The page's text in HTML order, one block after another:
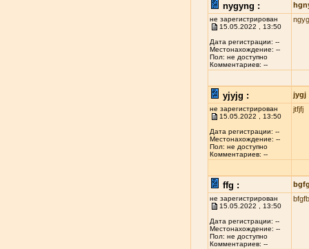
nygyng :
не зарегистрирован
15.05.2022 , 13:50
Дата регистрации: --
Местонахождение: --
Пол: не доступно
Комментариев: --
yjyjg : jygj
не зарегистрирован
15.05.2022 , 13:50
Дата регистрации: --
Местонахождение: --
Пол: не доступно
Комментариев: --
jtfjfj
ffg :
не зарегистрирован
15.05.2022 , 13:50
Дата регистрации: --
Местонахождение: --
Пол: не доступно
Комментариев: --
bfgfb